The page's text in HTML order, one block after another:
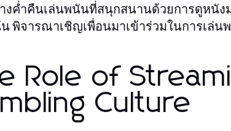
งค่ำคืนเล่นพนันที่สนุกสนานด้วยการดูหนัง
พิจารณาเชิญเพื่อนมาเข้าร่วมในการเล่
Role of
Culture